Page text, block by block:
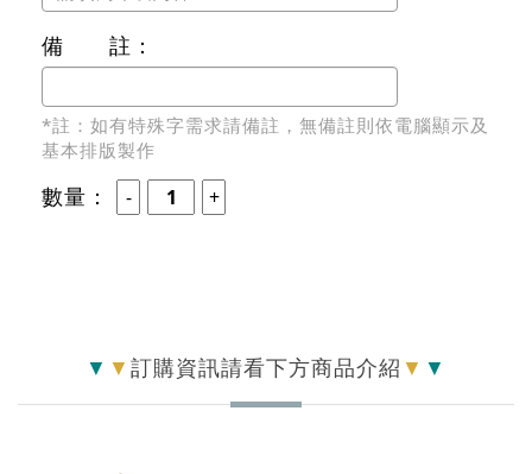
備 註：
*註：如有特殊字需求請備註，無備註則依電腦顯示及
基本排版製作
數量：
▼ ▼ 訂購資訊請看下方商品介紹 ▼ ▼